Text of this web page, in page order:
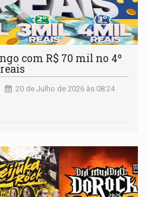
com R$ 70 mil no 4º
20 de Julho de 2026 às 08:24